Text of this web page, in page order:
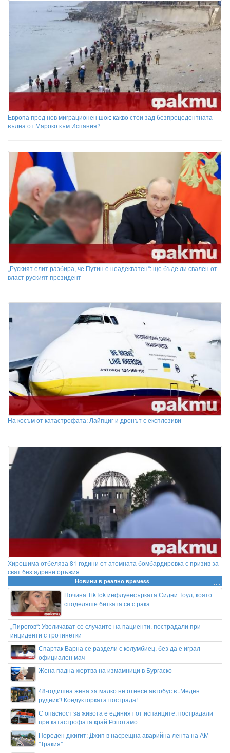
Европа пред нов миграционен шок: какво стои зад безпрецедентната
вълна от Мароко към Испания?
„Руският елит разбира, че Путин е неадекватен“: ще бъде ли свален от
власт руският президент
На косъм от катастрофата: Лайпциг и дронът с експлозиви
Хирошима отбеляза 81 години от атомната бомбардировка с призив за
свят без ядрени оръжия
Новини в реално времеss
Почина TikTok инфлуенсърката Сидни Тоул, която
споделяше битката си с рака
„Пирогов“: Увеличават се случаите на пациенти, пострадали при
инциденти с тротинетки
Спартак Варна се раздели с колумбиец, без да е играл
официален мач
Жена падна жертва на измамници в Бургаско
48-годишна жена за малко не отнесе автобус в „Меден
рудник“! Кондукторката пострада!
С опасност за живота е единият от испанците, пострадали
при катастрофата край Ропотамо
Пореден джигит: Джип в насрещна аварийна лента на АМ
"Тракия"